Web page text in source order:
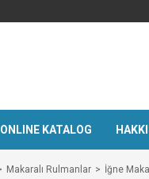
ONLINE KATALOG
Makaralı Rulmanlar İğne